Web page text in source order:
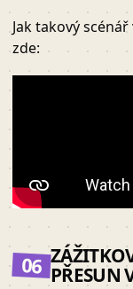
Jak takový
zde:
06 PŘESUN